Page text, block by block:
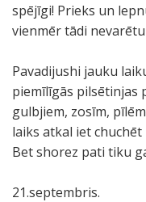
spējīgi! Prieks un
vienmēr tādi
Pavadijushi jauku
piemīlīgās pilsētinjas
gulbjiem, zosīm,
laiks atkal iet
Bet shorez pati tiku
21.septembris.